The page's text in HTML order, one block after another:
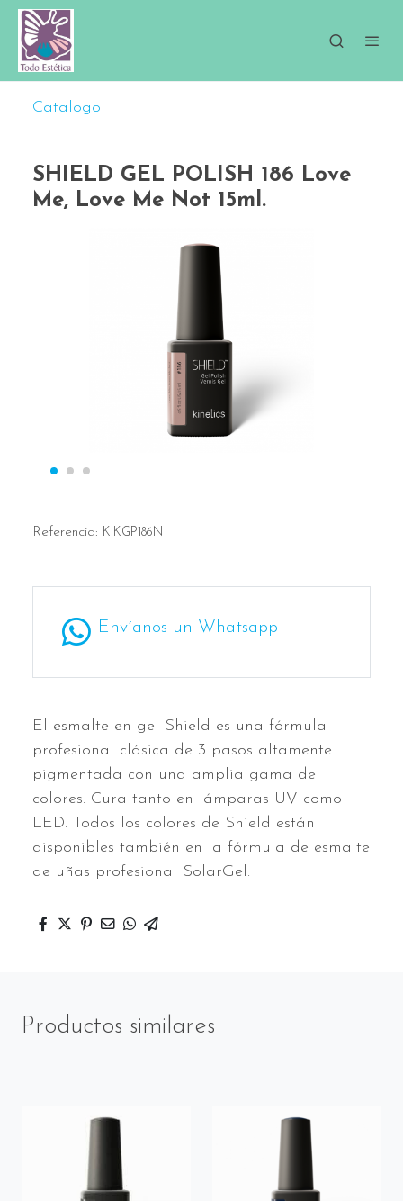
Catalogo
SHIELD GEL POLISH 186 Love
Me, Love Me Not 15ml.
Referencia: KIKGP186N
Envíanos un Whatsapp
El esmalte en gel Shield es una fórmula
profesional clásica de 3 pasos altamente
pigmentada con una amplia gama de
colores. Cura tanto en lámparas UV como
LED. Todos los colores de Shield están
disponibles también en la fórmula de esmalte
de uñas profesional SolarGel.
Productos similares